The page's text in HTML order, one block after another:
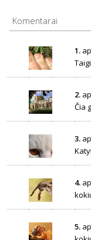
Komentarai
1.
2.
Čia
3.
4.
5.